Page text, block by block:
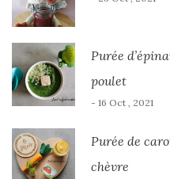
Purée
poulet
- 16 Oct , 2021
Purée de
chèvre